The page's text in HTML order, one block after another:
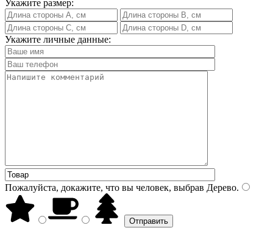
Укажите размер:
Укажите личные данные:
Пожалуйста, докажите, что вы человек, выбрав Дерево.